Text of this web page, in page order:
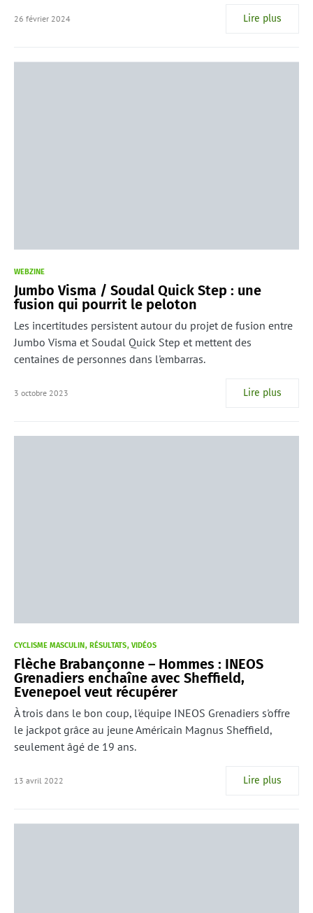
26 février 2024 Lire plus
WEBZINE
Jumbo Visma / Soudal Quick Step : une
fusion qui pourrit le peloton
Les incertitudes persistent autour du projet de fusion entre
Jumbo Visma et Soudal Quick Step et mettent des
centaines de personnes dans l'embarras.
3 octobre 2023 Lire plus
CYCLISME MASCULIN RÉSULTATS VIDÉOS
Flèche Brabançonne – Hommes : INEOS
Grenadiers enchaîne avec Sheffield,
Evenepoel veut récupérer
À trois dans le bon coup, l'équipe INEOS Grenadiers s'offre
le jackpot grâce au jeune Américain Magnus Sheffield,
seulement âgé de 19 ans.
13 avril 2022 Lire plus